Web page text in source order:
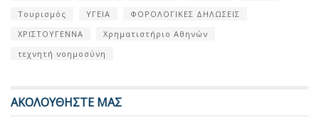
Τουρισμός
ΥΓΕΙΑ
ΦΟΡΟΛΟΓΙΚΕΣ ΔΗΛΩΣΕΙΣ
ΧΡΙΣΤΟΥΓΕΝΝΑ
Χρηματιστήριο Αθηνών
τεχνητή νοημοσύνη
ΑΚΟΛΟΥΘΗΣΤΕ ΜΑΣ